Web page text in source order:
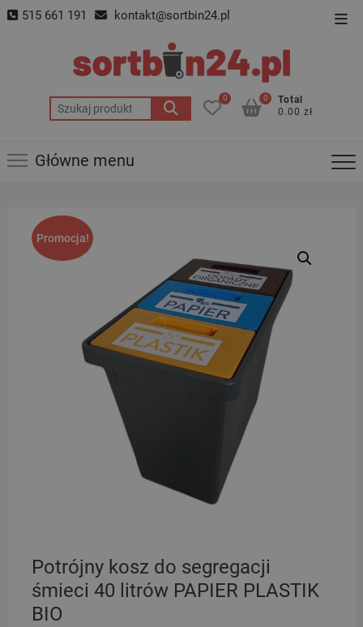
Skip 515 661 191 kontakt@sortbin24.pl
Szukaj:
0
Total
0.00 zł
0
Główne menu
Promocja!
Potrójny kosz do segregacji
śmieci 40 litrów PAPIER PLASTIK
BIO